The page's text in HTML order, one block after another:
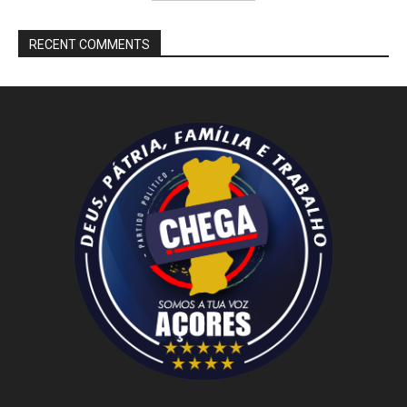
RECENT COMMENTS